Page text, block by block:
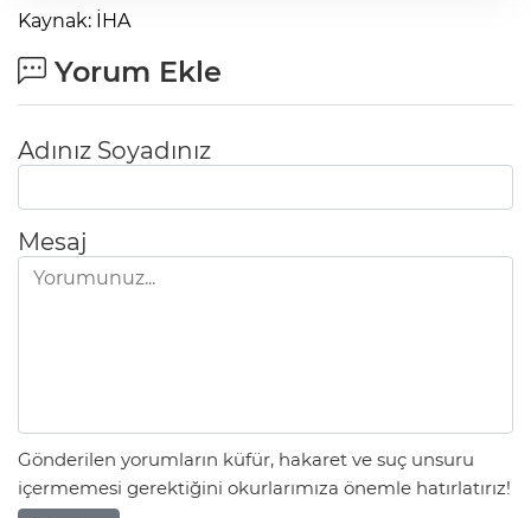
Kaynak: İHA
Yorum Ekle
Adınız Soyadınız
Mesaj
Gönderilen yorumların küfür, hakaret ve suç unsuru
içermemesi gerektiğini okurlarımıza önemle hatırlatırız!